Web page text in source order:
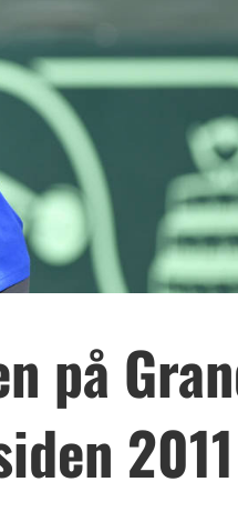
på
2011